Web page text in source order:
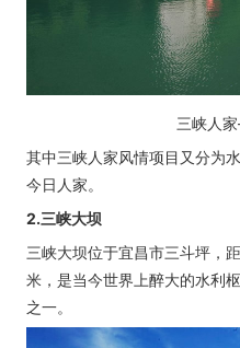
三峡人
其中三峡人家风情项目又分为
今日人家。
2.三峡大坝
三峡大坝位于宜昌市三斗坪，
米，是当今世界上醉大的水利
之一。